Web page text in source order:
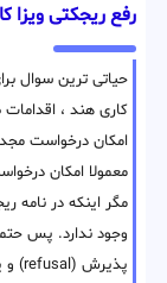
رفع ریجکتی ویزا
حیاتی ترین سوال
کاری هند ،
امکان درخواست
معمولا امکان
مگر اینکه در نامه
وجود ندارد. پس